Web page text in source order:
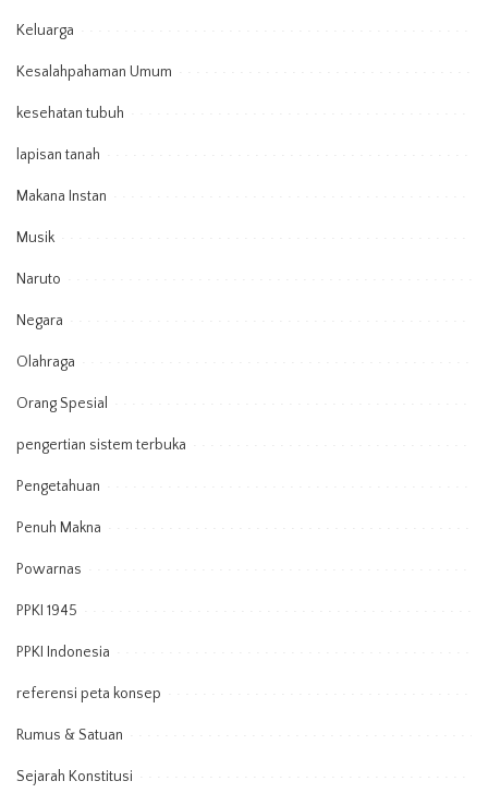
Keluarga
Kesalahpahaman Umum
kesehatan tubuh
lapisan tanah
Makana Instan
Musik
Naruto
Negara
Olahraga
Orang Spesial
pengertian sistem terbuka
Pengetahuan
Penuh Makna
Powarnas
PPKI 1945
PPKI Indonesia
referensi peta konsep
Rumus & Satuan
Sejarah Konstitusi